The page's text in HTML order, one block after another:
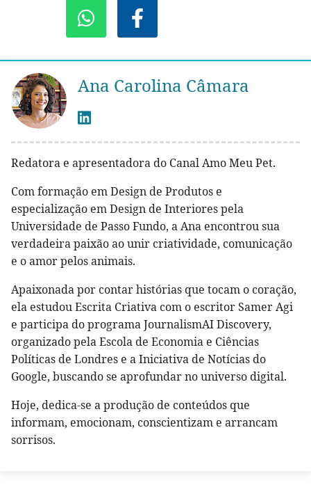
Ana Carolina Câmara
Redatora e apresentadora do Canal Amo Meu Pet.
Com formação em Design de Produtos e
especialização em Design de Interiores pela
Universidade de Passo Fundo, a Ana encontrou sua
verdadeira paixão ao unir criatividade, comunicação
e o amor pelos animais.
Apaixonada por contar histórias que tocam o coração,
ela estudou Escrita Criativa com o escritor Samer Agi
e participa do programa JournalismAI Discovery,
organizado pela Escola de Economia e Ciências
Políticas de Londres e a Iniciativa de Notícias do
Google, buscando se aprofundar no universo digital.
Hoje, dedica-se a produção de conteúdos que
informam, emocionam, conscientizam e arrancam
sorrisos.